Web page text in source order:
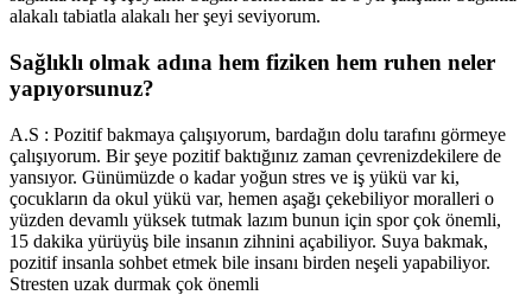
alakalı tabiatla alakalı her şeyi seviyorum.
Sağlıklı olmak adına hem fiziken hem ruhen neler
yapıyorsunuz?
A.S : Pozitif bakmaya çalışıyorum, bardağın dolu tarafını görmeye
çalışıyorum. Bir şeye pozitif baktığınız zaman çevrenizdekilere de
yansıyor. Günümüzde o kadar yoğun stres ve iş yükü var ki,
çocukların da okul yükü var, hemen aşağı çekebiliyor moralleri o
yüzden devamlı yüksek tutmak lazım bunun için spor çok önemli,
15 dakika yürüyüş bile insanın zihnini açabiliyor. Suya bakmak,
pozitif insanla sohbet etmek bile insanı birden neşeli yapabiliyor.
Stresten uzak durmak çok önemli